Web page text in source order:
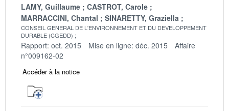
LAMY, Guillaume
CASTROT, Carole
MARRACCINI, Chantal
SINARETTY, Graziella
CONSEIL GENERAL DE L'ENVIRONNEMENT ET DU DEVELOPPEMENT
DURABLE (CGEDD)
Rapport: oct. 2015 Mise en ligne: déc. 2015
Affaire
n°009162-02
Accéder à la notice